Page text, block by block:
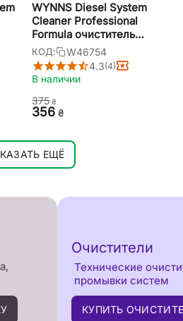
1
WYNNS Diesel System
Cleaner Professional
Formula очиститель
дизельной топливной
системы 325 мл
КОД:
W46754
4.3(4)
В наличии
‍356‍ ₴
‍375‍ ₴
ЕЩЁ
Очистители
Технические
промывки систем
КУПИТЬ